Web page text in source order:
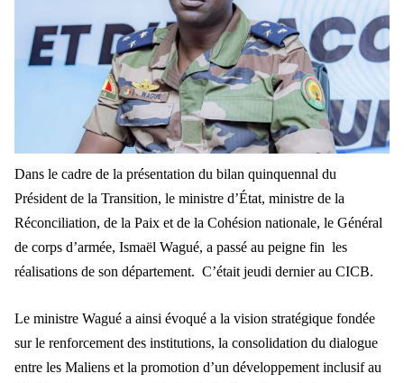
Dans le cadre de la présentation du bilan quinquennal du
Président de la Transition, le ministre d’État, ministre de la
Réconciliation, de la Paix et de la Cohésion nationale, le Général
de corps d’armée, Ismaël Wagué, a passé au peigne fin les
réalisations de son département. C’était jeudi dernier au CICB.
Le ministre Wagué a ainsi évoqué a la vision stratégique fondée
sur le renforcement des institutions, la consolidation du dialogue
entre les Maliens et la promotion d’un développement inclusif au